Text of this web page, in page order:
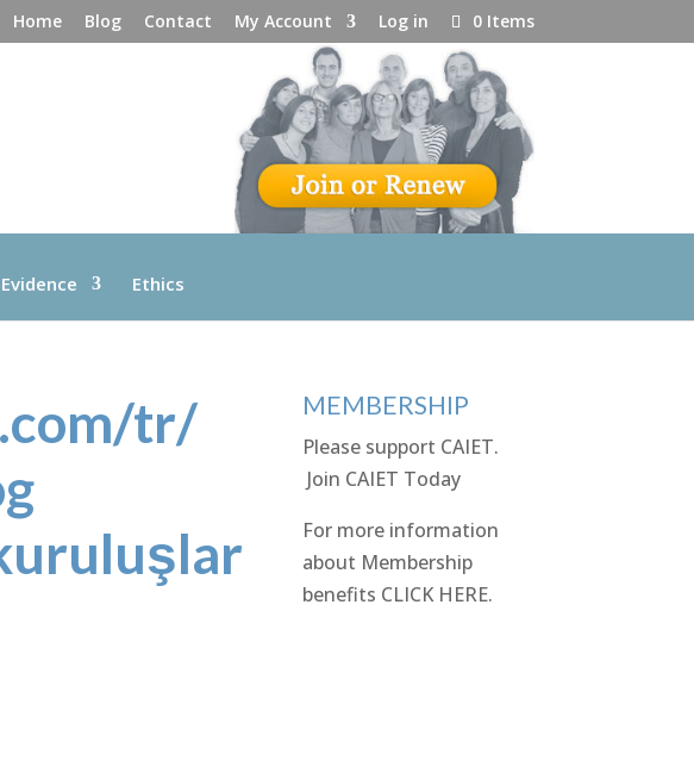
Home Blog Contact My Account Log in 0 Items
Ethics
tr/
MEMBERSHIP
Please support CAIET.
Join CAIET Today
For more information
about Membership
benefits CLICK HERE.